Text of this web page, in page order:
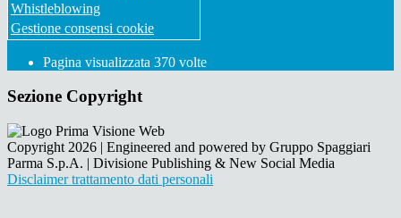
Whistleblowing
Gestione consensi cookie
Pagina visualizzata 370 volte
Sezione Copyright
Copyright 2026 | Engineered and powered by Gruppo Spaggiari
Parma S.p.A. | Divisione Publishing & New Social Media
Disclaimer trattamento dati personali